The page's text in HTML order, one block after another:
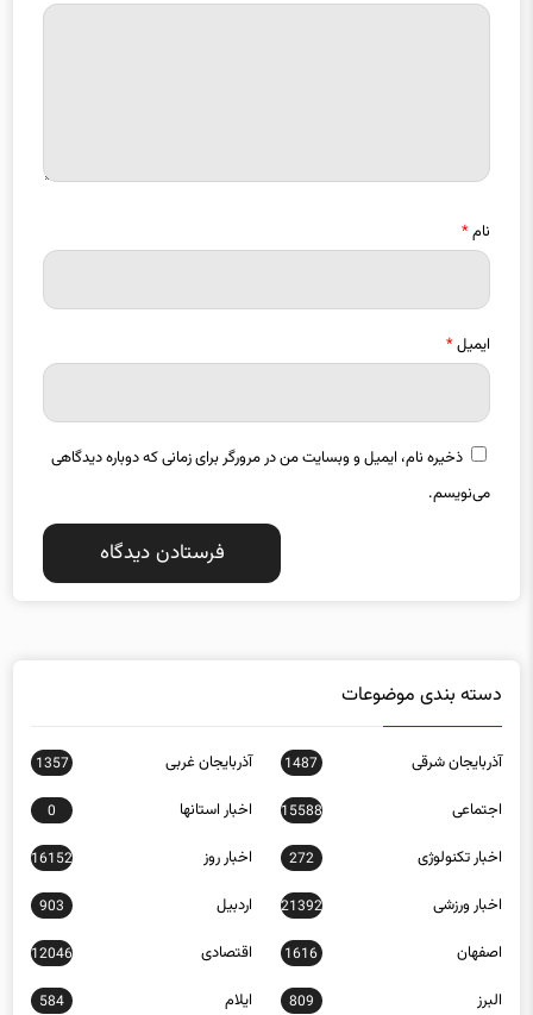
نام*
ایمیل*
ذخیره نام، ایمیل و وبسایت من در مرورگر برای زمانی که دوباره دیدگاهی
می‌نویسم.
دسته بندی موضوعات
آذربایجان شرقی 1487 آذربایجان غربی 1357
اجتماعی 15588 اخبار استانها 0
اخبار تکنولوژی 272 اخبار روز 16152
اخبار ورزشی 21392 اردبیل 903
اصفهان 1616 اقتصادی 12046
البرز 809 ایلام 584